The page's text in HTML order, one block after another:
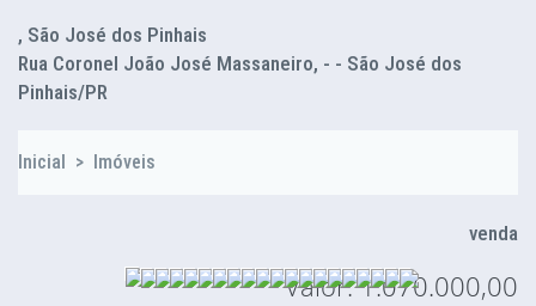
, São José dos Pinhais
Rua Coronel João José Massaneiro, - - São José dos
Pinhais/PR
Inicial > Imóveis
venda
Valor: 1.070.000,00